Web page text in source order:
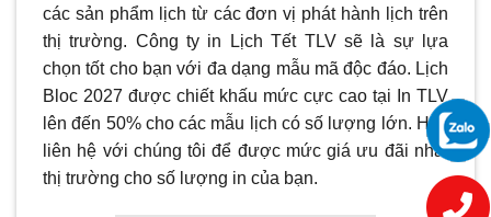
các sản phẩm lịch từ các đơn vị phát hành lịch trên
thị trường. Công ty in Lịch Tết TLV sẽ là sự lựa
chọn tốt cho bạn với đa dạng mẫu mã độc đáo. Lịch
Bloc 2027 được chiết khấu mức cực cao tại In TLV
lên đến 50% cho các mẫu lịch có số lượng lớn. Hãy
liên hệ với chúng tôi để được mức giá ưu đãi nhất
thị trường cho số lượng in của bạn.